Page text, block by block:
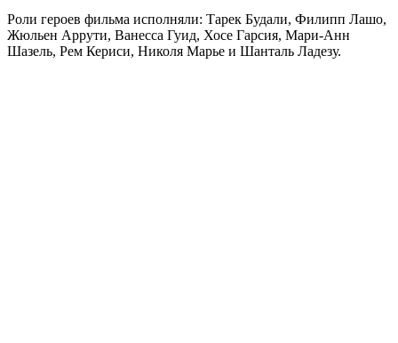
Роли героев фильма исполняли: Тарек Будали, Филипп Лашо,
Жюльен Аррути, Ванесса Гуид, Хосе Гарсия, Мари-Анн
Шазель, Рем Кериси, Николя Марье и Шанталь Ладезу.